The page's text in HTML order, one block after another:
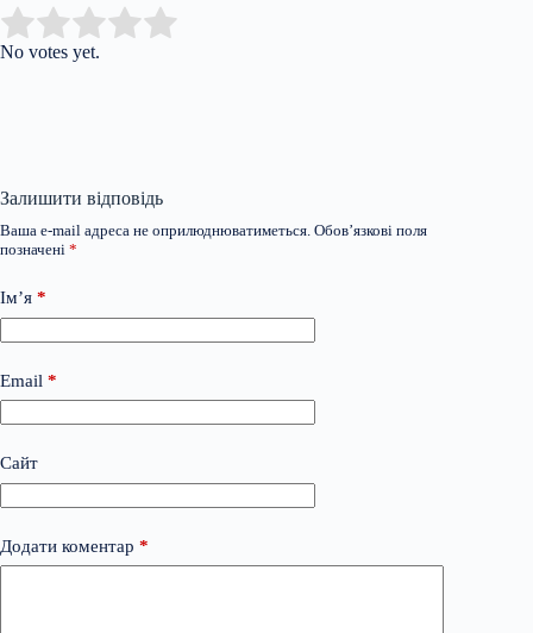
Rate this item:
No votes yet.
Залишити відповідь
Ваша e-mail адреса не оприлюднюватиметься. Обов’язкові поля
позначені *
Ім’я *
Email *
Сайт
Додати коментар *